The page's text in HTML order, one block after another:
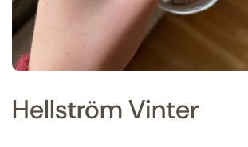
Hellström Vinter